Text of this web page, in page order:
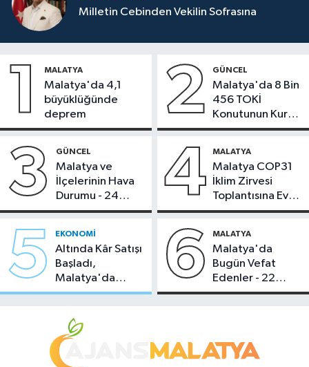
Milletin Cebinden Vekilin Sofrasına
1 MALATYA
Malatya'da 4,1
büyüklüğünde
deprem
2 GÜNCEL
Malatya'da 8 Bin
456 TOKİ
Konutunun Kurası
Bugün Çekiliyor
3 GÜNCEL
Malatya ve
İlçelerinin Hava
Durumu - 24
Temmuz 2026
4 MALATYA
Malatya COP31
İklim Zirvesi
Toplantısına Ev
Sahipliği Yaptı
5 EKONOMI
Altında Kâr Satışı
Başladı,
Malatya'da
Makas Ne
6 MALATYA
Malatya'da
Bugün Vefat
Edenler - 22
Temmuz 2026